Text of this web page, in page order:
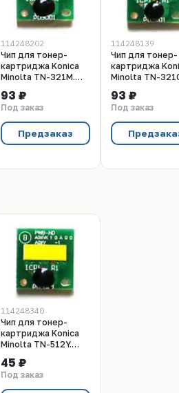
114248202
Чип для тонер-
картриджа Konica
Minolta TN-321M.
000 стр.
93 ₽
Под заказ
Предзаказ
114248139
Чип для тонер-
картриджа
Minolta TN-
стр.
93 ₽
Под заказ
114248340
Чип для тонер-
картриджа Konica
Minolta TN-512Y.
000 стр.
45 ₽
Под заказ